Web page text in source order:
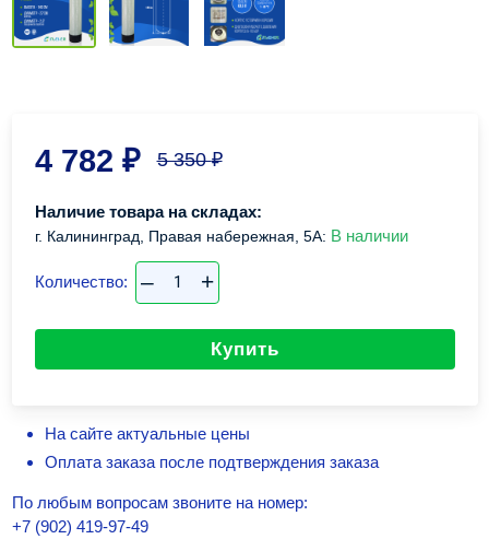
4 782 ₽ 5 350₽
Наличие товара на складах:
г. Калининград, Правая набережная, 5А: В наличии
Количество: – +
Купить
На сайте актуальные цены
Оплата заказа после подтверждения заказа
По любым вопросам звоните на номер:
+7 (902) 419-97-49